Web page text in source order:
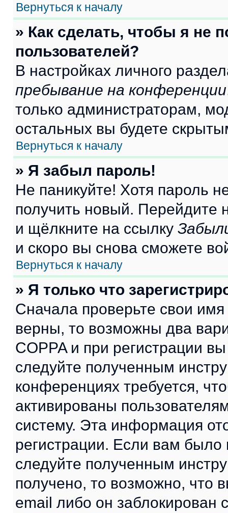
Вернуться к началу
» Как сделать, чтобы я не
пользователей?
В настройках личного
пребывание на конференции
только администраторам,
остальных вы будете
Вернуться к началу
» Я забыл пароль!
Не паникуйте! Хотя пароль
получить новый. Перейдите
и щёлкните на ссылку
и скоро вы снова сможете
Вернуться к началу
» Я только что
Сначала проверьте свои
верны, то возможны два
COPPA и при регистрации
следуйте полученным
конференциях требуется,
активированы
систему. Эта информация
регистрации. Если вам
следуйте полученным
получено, то возможно, что
email либо он